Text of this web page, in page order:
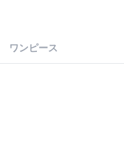
ワンピース